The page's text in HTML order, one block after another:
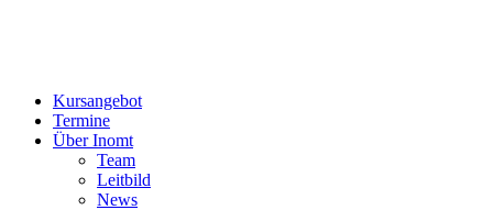
Kursangebot
Termine
Über Inomt
Team
Leitbild
News